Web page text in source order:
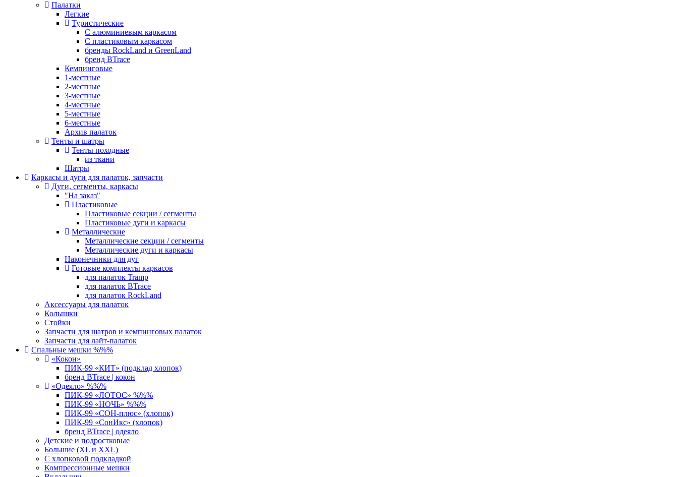
Палатки
Легкие
Туристические
С алюминиевым каркасом
С пластиковым каркасом
бренды RockLand и GreenLand
бренд BTrace
Кемпинговые
1-местные
2-местные
3-местные
4-местные
5-местные
6-местные
Архив палаток
Тенты и шатры
Тенты походные
из ткани
Шатры
Каркасы и дуги для палаток, запчасти
Дуги, сегменты, каркасы
"На заказ"
Пластиковые
Пластиковые секции / сегменты
Пластиковые дуги и каркасы
Металлические
Металлические секции / сегменты
Металлические дуги и каркасы
Наконечники для дуг
Готовые комплекты каркасов
для палаток Tramp
для палаток BTrace
для палаток RockLand
Аксессуары для палаток
Колышки
Стойки
Запчасти для шатров и кемпинговых палаток
Запчасти для лайт-палаток
Спальные мешки %%%
«Кокон»
ПИК-99 «КИТ» (подклад хлопок)
бренд BTrace | кокон
«Одеяло» %%%
ПИК-99 «ЛОТОС» %%%
ПИК-99 «НОЧЬ» %%%
ПИК-99 «СОН-плюс» (хлопок)
ПИК-99 «СонИкс» (хлопок)
бренд BTrace | одеяло
Детские и подростковые
Большие (XL и XXL)
С хлопковой подкладкой
Компрессионные мешки